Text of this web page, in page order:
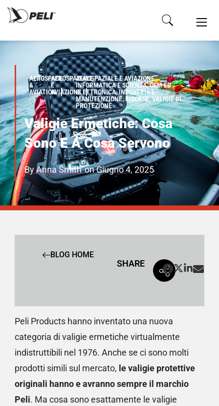
AEROSPACE
&
AVIATION
AEROSPAZIALE
E
AVIAZIONE
AEROSPAZIALE E AVIAZIONE ,
INFORMATICA E SCIENZA, OEM ED
ELETTRONICA, INDUSTRIA E
MANUTENZIONE, RISORSE, VALIGIE DI
PROTEZIONE
Valigie Ermetiche: Cosa
Sono E A Cosa Servono
ByAnna Smith onGiugno 4, 2025
BLOG HOME
SHARE
Peli Products hanno inventato una nuova
categoria di valigie ermetiche virtualmente
indistruttibili nel 1976. Anche se ci sono molti
prodotti simili sul mercato, le valigie protettive
originali hanno e avranno sempre il marchio
Peli. Ma cosa sono esattamente le valigie